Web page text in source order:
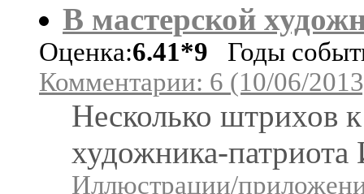
В мастерской
Оценка:6.41*9 Годы
Комментарии: 6 (10/06/
Несколько штрихов к
художника-патриота
Иллюстрации/